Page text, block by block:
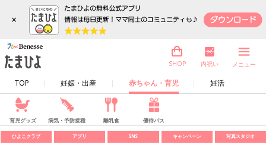
×
TOP 妊娠・出産 赤ちゃん・育児 妊活
SHOP 内祝い メニュー
育児グッズ 病気・予防接種 離乳食 優待パス
ひよこクラブ アプリ SNS キャンペーン 写真スタジオ